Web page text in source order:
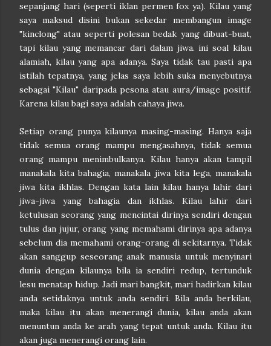
sepanjang hari (seperti iklan permen fox ya). Kilau yang
saya maksud disini bukan sekedar membangun image
"kinclong" atau seperti polesan bedak yang dibuat-buat,
tapi kilau yang memancar dari dalam jiwa. ini soal kilau
alamiah, kilau yang apa adanya. Saya tidak tau pasti apa
istilah tepatnya, yang jelas saya lebih suka menyebutnya
sebagai "Kilau" daripada pesona atau aura/image positif.
Karena kilau bagi saya adalah cahaya jiwa.
Setiap orang punya kilaunya masing-masing. Hanya saja
tidak semua orang mampu mengasahnya, tidak semua
orang mampu menimbulkanya. Kilau hanya akan tampil
manakala kita bahagia, manakala jiwa kita lega, manakala
jiwa kita ikhlas. Dengan kata lain kilau hanya lahir dari
jiwa-jiwa yang bahagia dan ikhlas. Kilau lahir dari
ketulusan seorang yang mencintai dirinya sendiri dengan
tulus dan jujur, orang yang memahami dirinya apa adanya
sebelum dia memahami orang-orang di sekitarnya. Tidak
akan sanggup seseorang anak manusia untuk menyinari
dunia dengan kilaunya bila ia sendiri redup, tertunduk
lesu menatap hidup. Jadi mari bangkit, mari hadirkan kilau
anda setidaknya untuk anda sendiri. Bila anda berkilau,
maka kilau itu akan menerangi dunia, kilau anda akan
menuntun anda ke arah yang tepat untuk anda. Kilau itu
akan juga menerangi orang lain.